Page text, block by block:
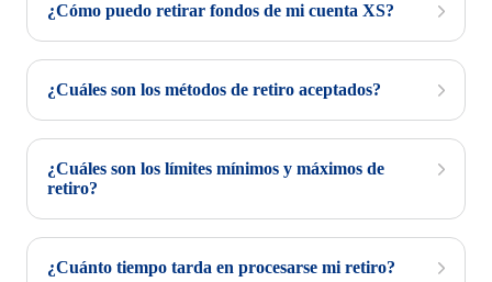
¿Cómo puedo retirar fondos de mi cuenta XS?
¿Cuáles son los métodos de retiro aceptados?
¿Cuáles son los límites mínimos y máximos de
retiro?
¿Cuánto tiempo tarda en procesarse mi retiro?